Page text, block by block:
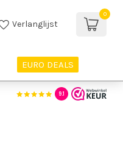
Verlanglijst
0
EURO DEALS
9.1